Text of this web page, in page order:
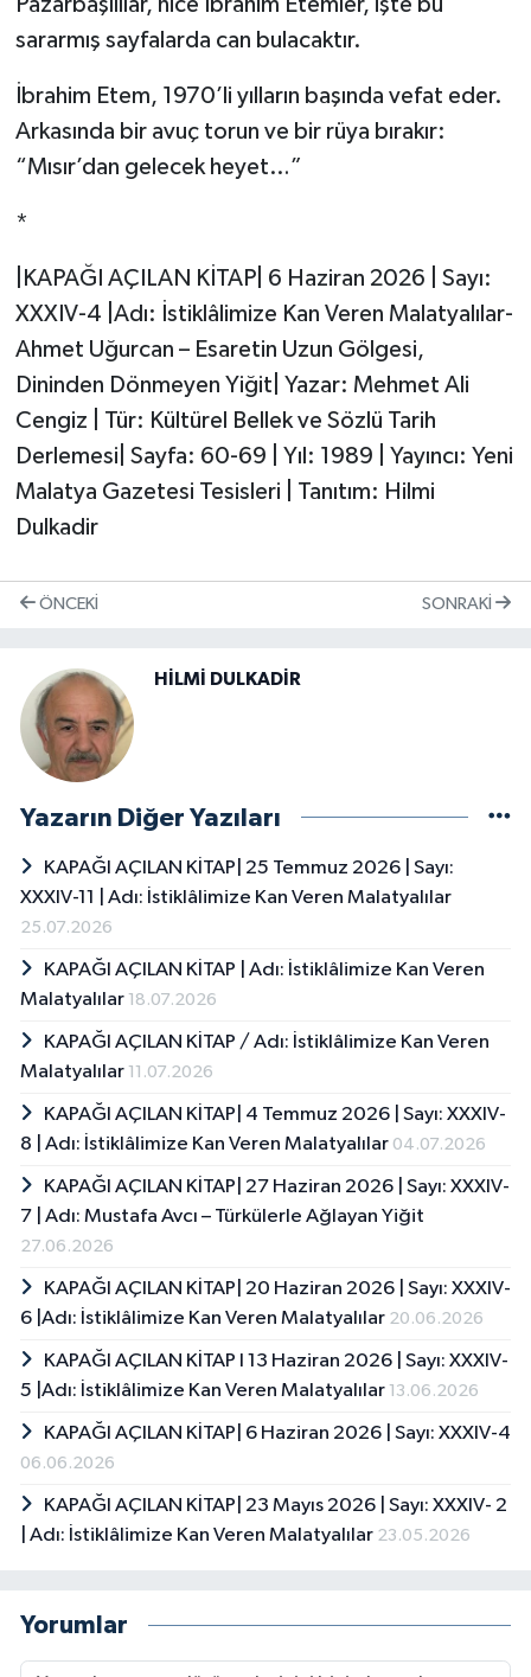
sararmış sayfalarda can bulacaktır.
İbrahim Etem, 1970’li yılların başında vefat eder.
Arkasında bir avuç torun ve bir rüya bırakır:
“Mısır’dan gelecek heyet…”
*
|KAPAĞI AÇILAN KİTAP| 6 Haziran 2026 | Sayı:
XXXIV-4 |Adı: İstiklâlimize Kan Veren Malatyalılar-
Ahmet Uğurcan – Esaretin Uzun Gölgesi,
Dininden Dönmeyen Yiğit| Yazar: Mehmet Ali
Cengiz | Tür: Kültürel Bellek ve Sözlü Tarih
Derlemesi| Sayfa: 60-69 | Yıl: 1989 | Yayıncı: Yeni
Malatya Gazetesi Tesisleri | Tanıtım: Hilmi
Dulkadir
ÖNCEKI SONRAKI
HİLMİ DULKADİR
Yazarın Diğer Yazıları
KAPAĞI AÇILAN KİTAP| 25 Temmuz 2026 | Sayı:
XXXIV-11 | Adı: İstiklâlimize Kan Veren Malatyalılar
25.07.2026
KAPAĞI AÇILAN KİTAP | Adı: İstiklâlimize Kan Veren
Malatyalılar 18.07.2026
KAPAĞI AÇILAN KİTAP / Adı: İstiklâlimize Kan Veren
Malatyalılar 11.07.2026
KAPAĞI AÇILAN KİTAP| 4 Temmuz 2026 | Sayı: XXXIV-
8 | Adı: İstiklâlimize Kan Veren Malatyalılar 04.07.2026
KAPAĞI AÇILAN KİTAP| 27 Haziran 2026 | Sayı: XXXIV-
7 | Adı: Mustafa Avcı – Türkülerle Ağlayan Yiğit
27.06.2026
KAPAĞI AÇILAN KİTAP| 20 Haziran 2026 | Sayı: XXXIV-
6 |Adı: İstiklâlimize Kan Veren Malatyalılar 20.06.2026
KAPAĞI AÇILAN KİTAP I 13 Haziran 2026 | Sayı: XXXIV-
5 |Adı: İstiklâlimize Kan Veren Malatyalılar 13.06.2026
KAPAĞI AÇILAN KİTAP| 6 Haziran 2026 | Sayı: XXXIV-4
06.06.2026
KAPAĞI AÇILAN KİTAP| 23 Mayıs 2026 | Sayı: XXXIV- 2
| Adı: İstiklâlimize Kan Veren Malatyalılar 23.05.2026
Yorumlar